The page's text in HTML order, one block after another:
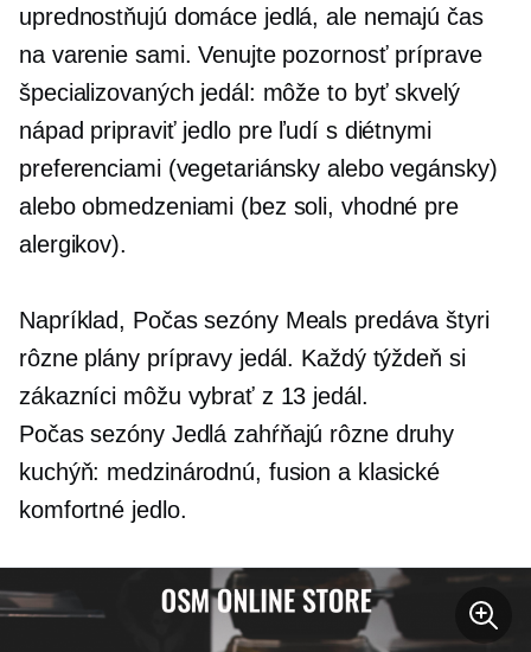
uprednostňujú domáce jedlá, ale nemajú čas
na varenie sami. Venujte pozornosť príprave
špecializovaných jedál: môže to byť skvelý
nápad pripraviť jedlo pre ľudí s diétnymi
preferenciami (vegetariánsky alebo vegánsky)
alebo obmedzeniami (bez soli, vhodné pre
alergikov).
Napríklad, Počas sezónyMeals predáva štyri
rôzne plány prípravy jedál. Každý týždeň si
zákazníci môžu vybrať z 13 jedál.
Počas sezónyJedlá zahŕňajú rôzne druhy
kuchýň: medzinárodnú, fusion a klasické
komfortné jedlo.